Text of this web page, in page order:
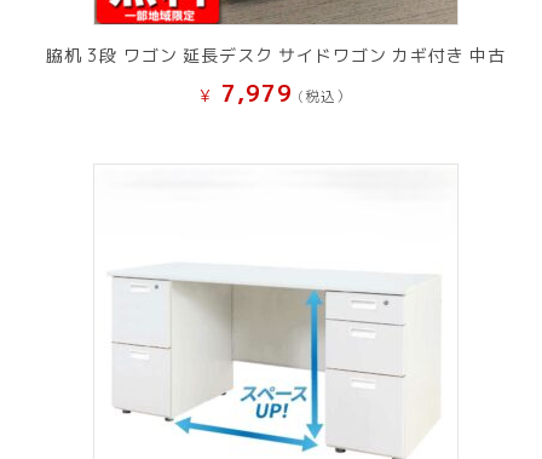
脇机 3段 ワゴン 延長デスク サイドワゴン カギ付き 中古
¥ 7,979 (税込）